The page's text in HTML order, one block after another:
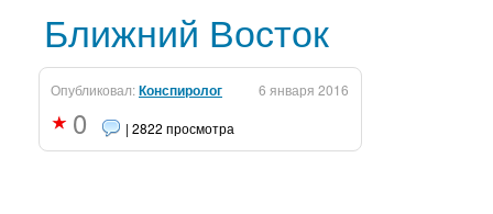
Ближний Восток
Опубликовал:Конспиролог 6 января 2016
0 | 2822 просмотра